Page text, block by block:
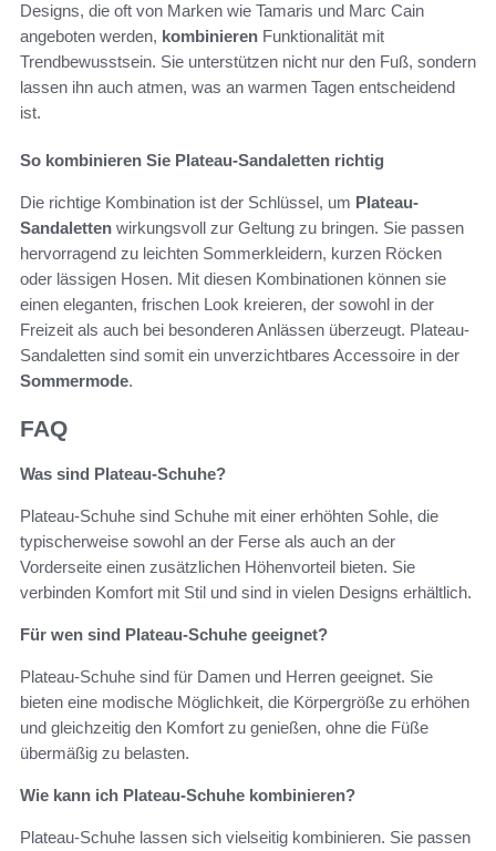
Designs, die oft von Marken wie Tamaris und Marc Cain
angeboten werden, kombinieren Funktionalität mit
Trendbewusstsein. Sie unterstützen nicht nur den Fuß, sondern
lassen ihn auch atmen, was an warmen Tagen entscheidend
ist.
So kombinieren Sie Plateau-Sandaletten richtig
Die richtige Kombination ist der Schlüssel, um Plateau-
Sandaletten wirkungsvoll zur Geltung zu bringen. Sie passen
hervorragend zu leichten Sommerkleidern, kurzen Röcken
oder lässigen Hosen. Mit diesen Kombinationen können sie
einen eleganten, frischen Look kreieren, der sowohl in der
Freizeit als auch bei besonderen Anlässen überzeugt. Plateau-
Sandaletten sind somit ein unverzichtbares Accessoire in der
Sommermode.
FAQ
Was sind Plateau-Schuhe?
Plateau-Schuhe sind Schuhe mit einer erhöhten Sohle, die
typischerweise sowohl an der Ferse als auch an der
Vorderseite einen zusätzlichen Höhenvorteil bieten. Sie
verbinden Komfort mit Stil und sind in vielen Designs erhältlich.
Für wen sind Plateau-Schuhe geeignet?
Plateau-Schuhe sind für Damen und Herren geeignet. Sie
bieten eine modische Möglichkeit, die Körpergröße zu erhöhen
und gleichzeitig den Komfort zu genießen, ohne die Füße
übermäßig zu belasten.
Wie kann ich Plateau-Schuhe kombinieren?
Plateau-Schuhe lassen sich vielseitig kombinieren. Sie passen